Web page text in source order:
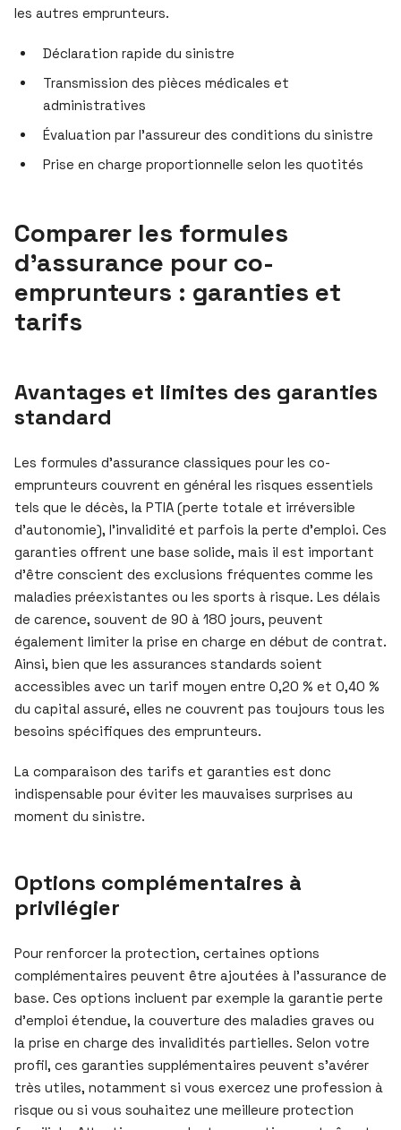
les autres emprunteurs.
Déclaration rapide du sinistre
Transmission des pièces médicales et
administratives
Évaluation par l’assureur des conditions du sinistre
Prise en charge proportionnelle selon les quotités
Comparer les formules
d’assurance pour co-
emprunteurs : garanties et
tarifs
Avantages et limites des garanties
standard
Les formules d’assurance classiques pour les co-
emprunteurs couvrent en général les risques essentiels
tels que le décès, la PTIA (perte totale et irréversible
d’autonomie), l’invalidité et parfois la perte d’emploi. Ces
garanties offrent une base solide, mais il est important
d’être conscient des exclusions fréquentes comme les
maladies préexistantes ou les sports à risque. Les délais
de carence, souvent de 90 à 180 jours, peuvent
également limiter la prise en charge en début de contrat.
Ainsi, bien que les assurances standards soient
accessibles avec un tarif moyen entre 0,20 % et 0,40 %
du capital assuré, elles ne couvrent pas toujours tous les
besoins spécifiques des emprunteurs.
La comparaison des tarifs et garanties est donc
indispensable pour éviter les mauvaises surprises au
moment du sinistre.
Options complémentaires à
privilégier
Pour renforcer la protection, certaines options
complémentaires peuvent être ajoutées à l’assurance de
base. Ces options incluent par exemple la garantie perte
d’emploi étendue, la couverture des maladies graves ou
la prise en charge des invalidités partielles. Selon votre
profil, ces garanties supplémentaires peuvent s’avérer
très utiles, notamment si vous exercez une profession à
risque ou si vous souhaitez une meilleure protection